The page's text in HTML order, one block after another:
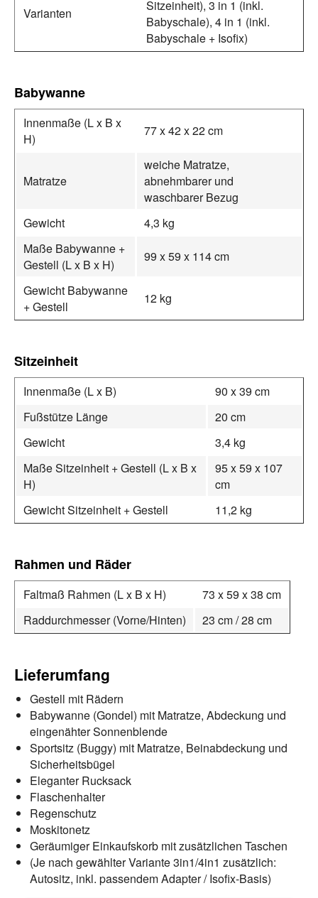
Varianten
Sitzeinheit), 3 in 1 (inkl.
Babyschale), 4 in 1 (inkl.
Babyschale + Isofix)
Babywanne
Innenmaße (L x B x
H)
77 x 42 x 22 cm
Matratze
weiche Matratze,
abnehmbarer und
waschbarer Bezug
Gewicht
4,3 kg
Maße Babywanne +
Gestell (L x B x H)
99 x 59 x 114 cm
Gewicht Babywanne
+ Gestell
12 kg
Sitzeinheit
Innenmaße (L x B)
90 x 39 cm
Fußstütze Länge
20 cm
Gewicht
3,4 kg
Maße Sitzeinheit + Gestell (L x B x
H)
95 x 59 x 107
cm
Gewicht Sitzeinheit + Gestell
11,2 kg
Rahmen und Räder
Faltmaß Rahmen (L x B x H)
73 x 59 x 38 cm
Raddurchmesser (Vorne/Hinten)
23 cm / 28 cm
Lieferumfang
Gestell mit Rädern
Babywanne (Gondel) mit Matratze, Abdeckung und
eingenähter Sonnenblende
Sportsitz (Buggy) mit Matratze, Beinabdeckung und
Sicherheitsbügel
Eleganter Rucksack
Flaschenhalter
Regenschutz
Moskitonetz
Geräumiger Einkaufskorb mit zusätzlichen Taschen
(Je nach gewählter Variante 3in1/4in1 zusätzlich:
Autositz, inkl. passendem Adapter / Isofix-Basis)